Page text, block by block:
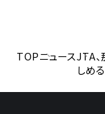
TOPニュースJTA
しめ